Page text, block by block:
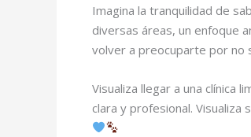
Imagina la tranquilidad de
diversas áreas, un enfoque
volver a preocuparte por no
Visualiza llegar a una clínica
clara y profesional.